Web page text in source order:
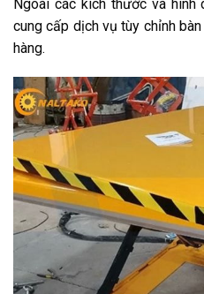
Ngoài các kích thước và hình
cung cấp dịch vụ tùy chỉnh
hàng.